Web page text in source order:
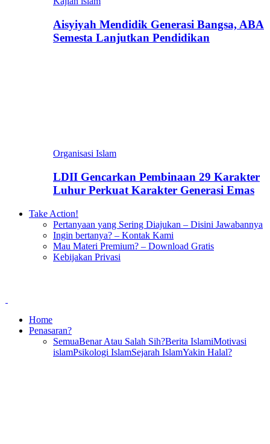
Aisyiyah Mendidik Generasi Bangsa, ABA
Semesta Lanjutkan Pendidikan
Organisasi Islam
LDII Gencarkan Pembinaan 29 Karakter
Luhur Perkuat Karakter Generasi Emas
Take Action!
Pertanyaan yang Sering Diajukan – Disini Jawabannya
Ingin bertanya? – Kontak Kami
Mau Materi Premium? – Download Gratis
Kebijakan Privasi
Home
Penasaran?
SemuaBenar Atau Salah Sih?Berita IslamiMotivasi
islamPsikologi IslamSejarah IslamYakin Halal?